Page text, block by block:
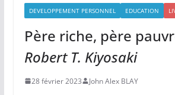
DEVELOPPEMENT PERSONNEL EDUCATION
Père riche, père
Robert T. Kiyosaki
28 février 2023 John Alex BLAY